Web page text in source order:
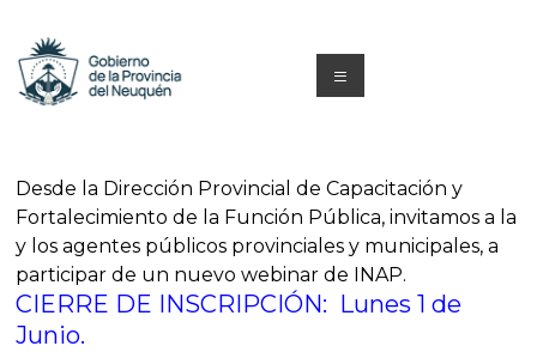
contenido
y
Formación
Neuquén
Menú
Desde la Dirección Provincial de Capacitación y
Fortalecimiento de la Función Pública, invitamos a la
y los agentes públicos provinciales y municipales, a
participar de un nuevo webinar de INAP.
CIERRE DE INSCRIPCIÓN: Lunes1 de
Junio.